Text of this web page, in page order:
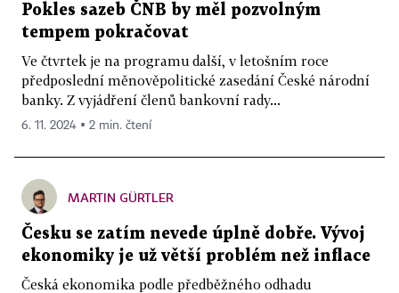
Pokles sazeb ČNB by měl pozvolným
tempem pokračovat
Ve čtvrtek je na programu další, v letošním roce
předposlední měnověpolitické zasedání České národní
banky. Z vyjádření členů bankovní rady...
6. 11. 2024 ▪ 2 min. čtení
MARTIN GÜRTLER
Česku se zatím nevede úplně dobře. Vývoj
ekonomiky je už větší problém než inflace
Česká ekonomika podle předběžného odhadu